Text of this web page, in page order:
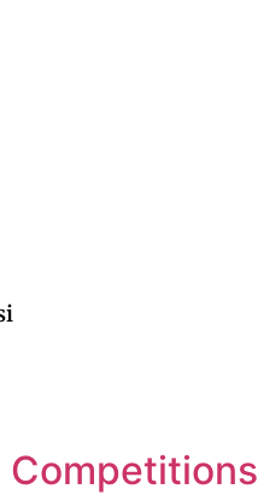
Competitions